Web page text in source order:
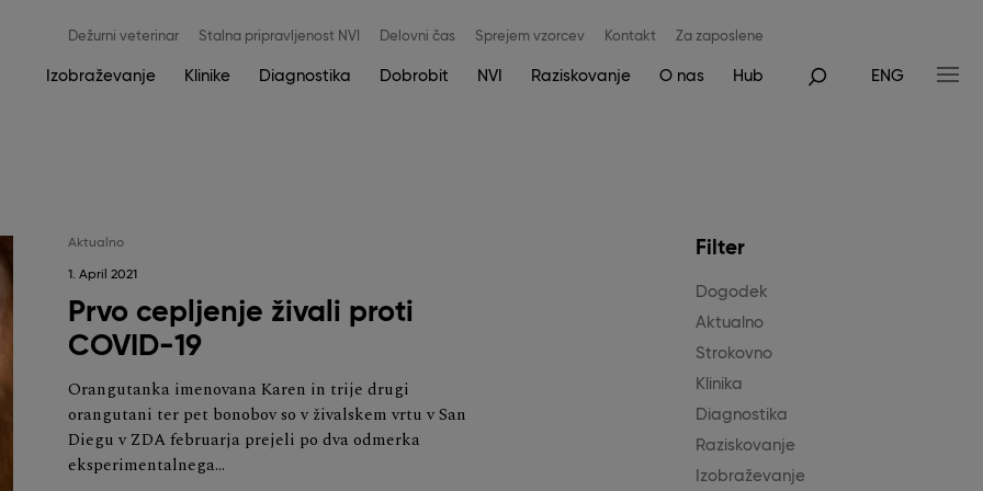
Dežurni veterinar Stalna pripravljenost NVI Delovni čas Sprejem vzorcev Kontakt Za zaposlene
Izobraževanje Klinike Diagnostika Dobrobit NVI Raziskovanje O nas Hub ENG
Aktualno
1. April 2021
Prvo cepljenje živali proti
COVID-19
Orangutanka imenovana Karen in trije drugi
orangutani ter pet bonobov so v živalskem vrtu v San
Diegu v ZDA februarja prejeli po dva odmerka
eksperimentalnega…
Filter
Dogodek
Aktualno
Strokovno
Klinika
Diagnostika
Raziskovanje
Izobraževanje